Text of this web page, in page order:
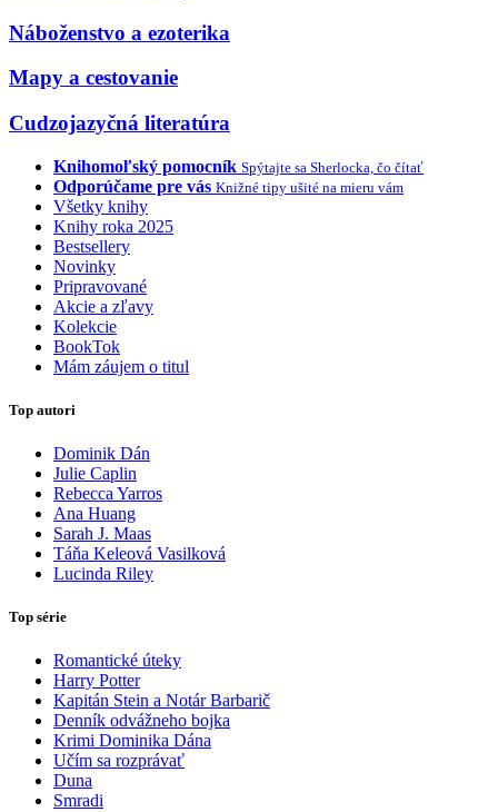
Náboženstvo a ezoterika
Mapy a cestovanie
Cudzojazyčná literatúra
Knihomoľský pomocník Spýtajte sa Sherlocka, čo čítať
Odporúčame pre vás Knižné tipy ušité na mieru vám
Všetky knihy
Knihy roka 2025
Bestsellery
Novinky
Pripravované
Akcie a zľavy
Kolekcie
BookTok
Mám záujem o titul
Top autori
Dominik Dán
Julie Caplin
Rebecca Yarros
Ana Huang
Sarah J. Maas
Táňa Keleová Vasilková
Lucinda Riley
Top série
Romantické úteky
Harry Potter
Kapitán Stein a Notár Barbarič
Denník odvážneho bojka
Krimi Dominika Dána
Učím sa rozprávať
Duna
Smradi